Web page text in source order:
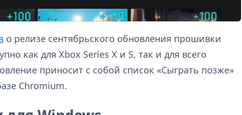
о релизе сентябрьского обновления прошивки
как для Xbox Series X и S, так и для всего
приносит с собой список «Сыграть позже»
Chromium.